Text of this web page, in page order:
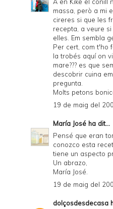
massa, però a mi
cireres si que les
recepta, a veure
elles. Em sembla
Per cert, com t'ho
la trobés aquí on
mare??? es que
descobrir cuina
pregunta.
Molts petons
19 de maig del
María José ha dit...
Pensé que eran
conozco esta
tiene un aspecto
Un abrazo,
María José.
19 de maig del
dolçosdesdecasa